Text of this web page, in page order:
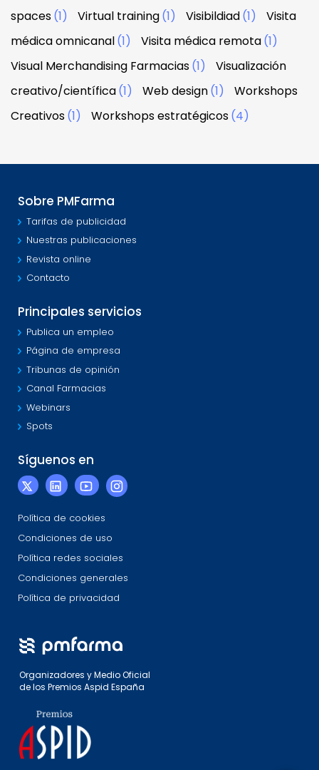
spaces(1) Virtual training(1) Visibildiad(1)
Visita
médica omnicanal(1) Visita médica remota(1)
Visual Merchandising Farmacias(1)
Visualización
creativo/científica(1) Web design(1)
Workshops
Creativos(1) Workshops estratégicos(4)
Sobre PMFarma
Tarifas de publicidad
Nuestras publicaciones
Revista online
Contacto
Principales servicios
Publica un empleo
Página de empresa
Tribunas de opinión
Canal Farmacias
Webinars
Spots
Síguenos en
Política de cookies
Condiciones de uso
Política redes sociales
Condiciones generales
Política de privacidad
Organizadores y Medio Oficial
de los Premios Aspid España